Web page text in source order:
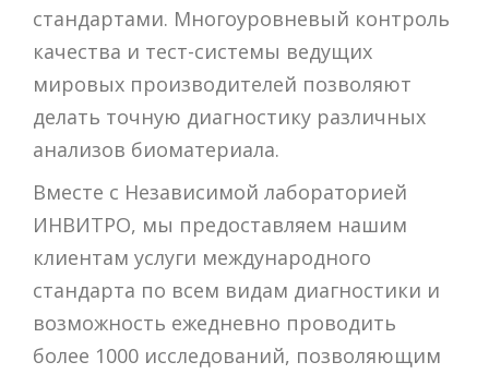
стандартами. Многоуровневый контроль
качества и тест-системы ведущих
мировых производителей позволяют
делать точную диагностику различных
анализов биоматериала.
Вместе с Независимой лабораторией
ИНВИТРО, мы предоставляем нашим
клиентам услуги международного
стандарта по всем видам диагностики и
возможность ежедневно проводить
более 1000 исследований, позволяющим